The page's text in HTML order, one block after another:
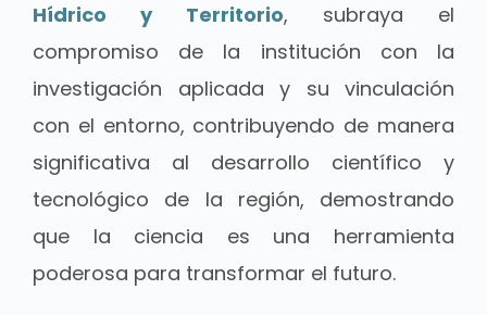
Hídrico y Territorio, subraya el
compromiso de la institución con la
investigación aplicada y su vinculación
con el entorno, contribuyendo de manera
significativa al desarrollo científico y
tecnológico de la región, demostrando
que la ciencia es una herramienta
poderosa para transformar el futuro.